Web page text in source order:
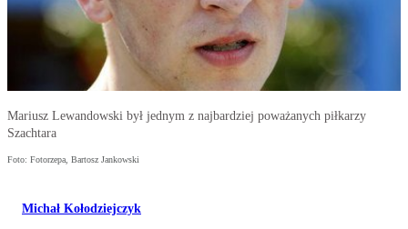
Mariusz Lewandowski był jednym z najbardziej poważanych piłkarzy
Szachtara
Foto: Fotorzepa, Bartosz Jankowski
Michał Kołodziejczyk